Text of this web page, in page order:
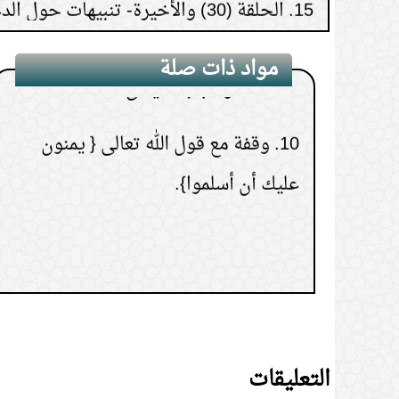
مواد ذات صلة
9. محاضرة: باب لا يغلق
وقفة مع قول الله تعالى { يمنون
عليك أن أسلموا}.
التعليقات